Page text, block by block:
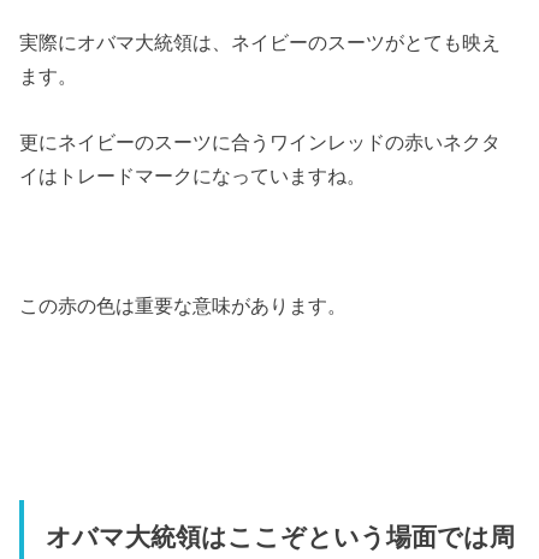
実際にオバマ大統領は、ネイビーのスーツがとても映え
ます。
更にネイビーのスーツに合うワインレッドの赤いネクタ
イはトレードマークになっていますね。
この赤の色は重要な意味があります。
オバマ大統領はここぞという場面では周